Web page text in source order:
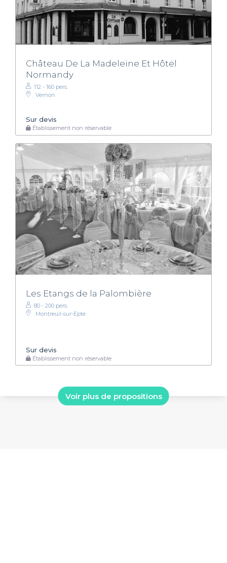
Château De La Madeleine Et Hôtel
Normandy
112 - 160 pers.
Vernon
Sur devis
Établissement non réservable
Les Etangs de la Palombière
80 - 200 pers.
Montreuil-sur-Epte
Sur devis
Établissement non réservable
Voir plus de propositions